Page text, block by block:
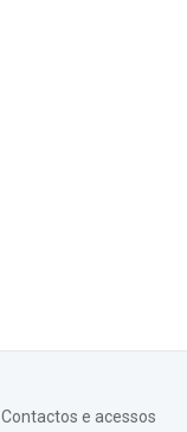
Contactos e acessos